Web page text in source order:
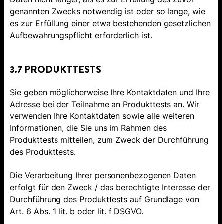
genannten Zwecks notwendig ist oder so lange, wie
es zur Erfüllung einer etwa bestehenden gesetzlichen
Aufbewahrungspflicht erforderlich ist.
3.7 PRODUKTTESTS
Sie geben möglicherweise Ihre Kontaktdaten und Ihre
Adresse bei der Teilnahme an Produkttests an. Wir
verwenden Ihre Kontaktdaten sowie alle weiteren
Informationen, die Sie uns im Rahmen des
Produkttests mitteilen, zum Zweck der Durchführung
des Produkttests.
Die Verarbeitung Ihrer personenbezogenen Daten
erfolgt für den Zweck / das berechtigte Interesse der
Durchführung des Produkttests auf Grundlage von
Art. 6 Abs. 1 lit. b oder lit. f DSGVO.